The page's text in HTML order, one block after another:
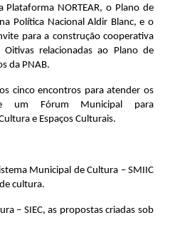
Plataforma NORTEAR, o Plano de
Política Nacional Aldir Blanc, e o
para a construção cooperativa
relacionadas ao Plano de
da PNAB.
cinco encontros para atender os
um Fórum Municipal para
e Espaços Culturais.
Municipal de Cultura – SMIIC
cultura.
– SIEC, as propostas criadas sob